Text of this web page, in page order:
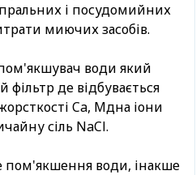
і посудомийних
миючих засобів.
води який
де відбувається
Ca, Мдна іони
сіль NaCl.
пом'якшення води, інакше